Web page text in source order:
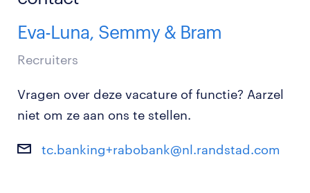
Eva-Luna, Semmy & Bram
Recruiters
Vragen over deze vacature of functie? Aarzel
niet om ze aan ons te stellen.
tc.banking+rabobank@nl.randstad.com